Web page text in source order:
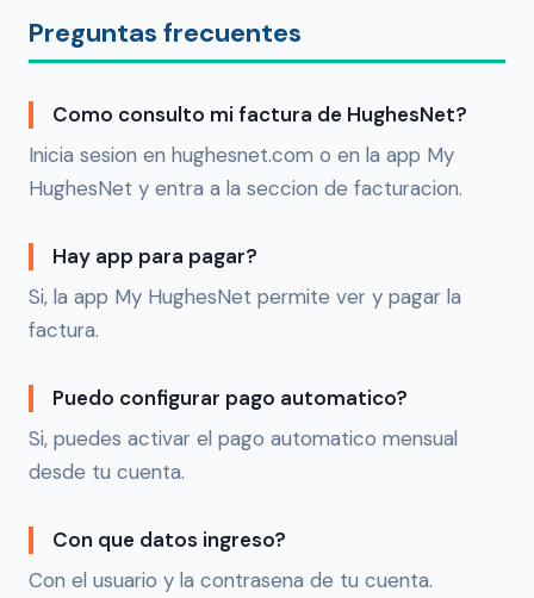
Preguntas frecuentes
Como consulto mi factura de HughesNet?
Inicia sesion en hughesnet.com o en la app My
HughesNet y entra a la seccion de facturacion.
Hay app para pagar?
Si, la app My HughesNet permite ver y pagar la
factura.
Puedo configurar pago automatico?
Si, puedes activar el pago automatico mensual
desde tu cuenta.
Con que datos ingreso?
Con el usuario y la contrasena de tu cuenta.